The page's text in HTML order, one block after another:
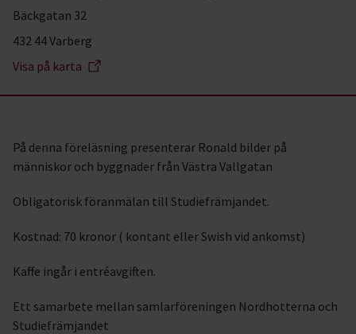
Bäckgatan 32
432 44 Varberg
Visa på karta
På denna föreläsning presenterar Ronald bilder på
människor och byggnader från Västra Vallgatan
Obligatorisk föranmälan till Studiefrämjandet.
Kostnad: 70 kronor ( kontant eller Swish vid ankomst)
Kaffe ingår i entréavgiften.
Ett samarbete mellan samlarföreningen Nordhotterna och
Studiefrämjandet